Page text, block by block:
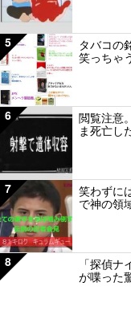
5
タバコの
笑っちゃ
6
閲覧注意
ま死亡し
7
笑わずに
で神の領
8
「探偵
が喋った